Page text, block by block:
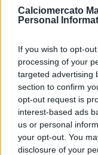
Calciomercato
Personal
If you wish to opt-
processing of your
targeted advertising
section to confirm
opt-out request is
interest-based ads
us or personal
your opt-out. You
disclosure of your
listone del Napoli,
c'è Matej Kovar, 26
Meret e Milinkovic-
soluzioni sulla fascia
Lorenzo, e i nomi
israeliano di 21 anni
brasiliano della
l'altro una
catalano di 25 anni
tenere ancora un